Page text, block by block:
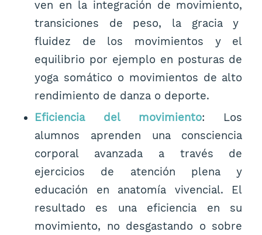
ven en la integración de movimiento,
transiciones de peso, la gracia y
fluidez de los movimientos y el
equilibrio por ejemplo en posturas de
yoga somático o movimientos de alto
rendimiento de danza o deporte.
Eficiencia del movimiento: Los
alumnos aprenden una consciencia
corporal avanzada a través de
ejercicios de atención plena y
educación en anatomía vivencial. El
resultado es una eficiencia en su
movimiento, no desgastando o sobre